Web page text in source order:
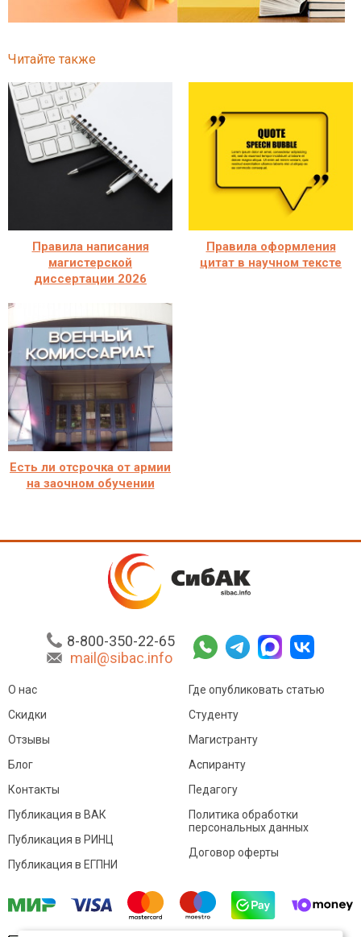
Читайте также
Правила написания
магистерской
диссертации 2026
Правила оформления
цитат в научном тексте
Есть ли отсрочка от армии
на заочном обучении
8-800-350-22-65
mail@sibac.info
О нас
Скидки
Отзывы
Блог
Контакты
Где опубликовать статью
Студенту
Магистранту
Аспиранту
Педагогу
Публикация в ВАК
Публикация в РИНЦ
Публикация в ЕГПНИ
Политика обработки
персональных данных
Договор оферты